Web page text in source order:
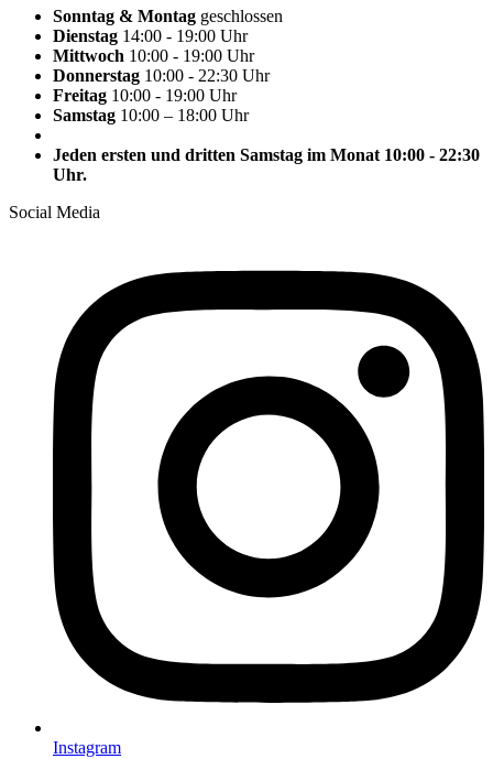
Sonntag & Montag geschlossen
Dienstag 14:00 - 19:00 Uhr
Mittwoch 10:00 - 19:00 Uhr
Donnerstag 10:00 - 22:30 Uhr
Freitag 10:00 - 19:00 Uhr
Samstag 10:00 – 18:00 Uhr
Jeden ersten und dritten Samstag im Monat 10:00 - 22:30
Uhr.
Social Media
Instagram